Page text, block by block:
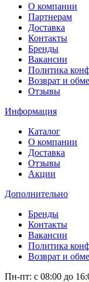
О компании
Партнерам
Доставка
Контакты
Бренды
Вакансии
Политика
Возврат и
Отзывы
Информация
Каталог
О компании
Доставка
Отзывы
Акции
Дополнительно
Бренды
Контакты
Вакансии
Политика
Возврат и
Пн-пт: c 08:00 до